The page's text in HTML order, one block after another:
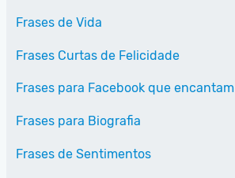
Frases de Vida
Frases Curtas de Felicidade
Frases para Facebook que
Frases para Biografia
Frases de Sentimentos